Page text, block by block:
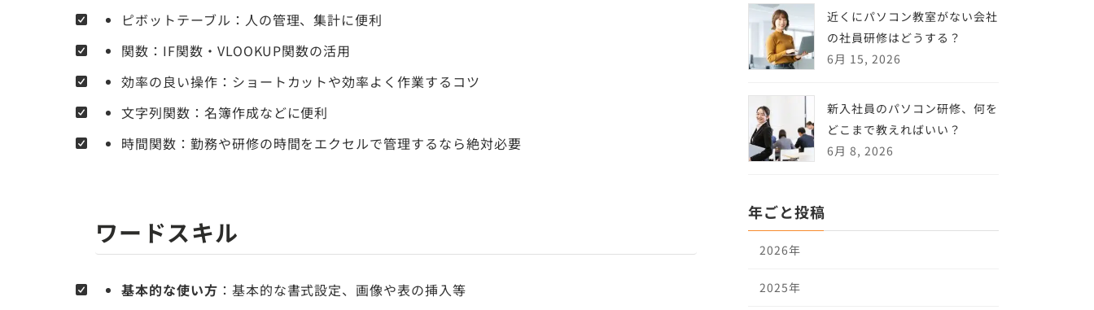
ピボットテーブル：人の管理、集計に便利
関数：IF関数・VLOOKUP関数の活用
効率の良い操作：ショートカットや効率よく作業するコツ
文字列関数：名簿作成などに便利
時間関数：勤務や研修の時間をエクセルで管理するなら絶対必要
ワードスキル
基本的な使い方 ：基本的な書式設定、画像や表の挿入等
近くにパソコン教室がない会社
の社員研修はどうする？
6月 15, 2026
新入社員のパソコン研修、何を
どこまで教えればいい？
6月 8, 2026
年ごと投稿
2026年
2025年